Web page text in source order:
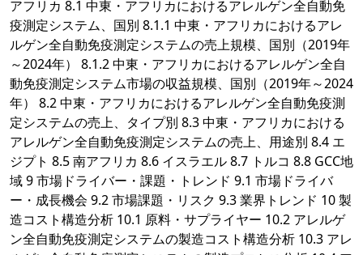
アフリカ 8.1 中東・アフリカにおけるアレルゲン全自動免
疫測定システム、国別 8.1.1 中東・アフリカにおけるアレ
ルゲン全自動免疫測定システムの売上規模、国別（2019年
～2024年） 8.1.2 中東・アフリカにおけるアレルゲン全自
動免疫測定システム市場の収益規模、国別（2019年～2024
年） 8.2 中東・アフリカにおけるアレルゲン全自動免疫測
定システムの売上、タイプ別 8.3 中東・アフリカにおける
アレルゲン全自動免疫測定システムの売上、用途別 8.4 エ
ジプト 8.5 南アフリカ 8.6 イスラエル 8.7 トルコ 8.8 GCC地
域 9 市場ドライバー・課題・トレンド 9.1 市場ドライバ
ー・成長機会 9.2 市場課題・リスク 9.3 業界トレンド 10 製
造コスト構造分析 10.1 原料・サプライヤー 10.2 アレルゲ
ン全自動免疫測定システムの製造コスト構造分析 10.3 アレ